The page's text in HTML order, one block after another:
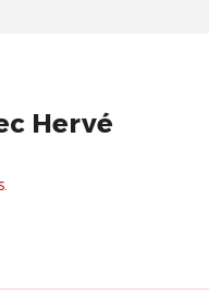
Hervé